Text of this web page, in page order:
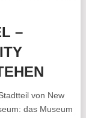
–
von New
das Museum